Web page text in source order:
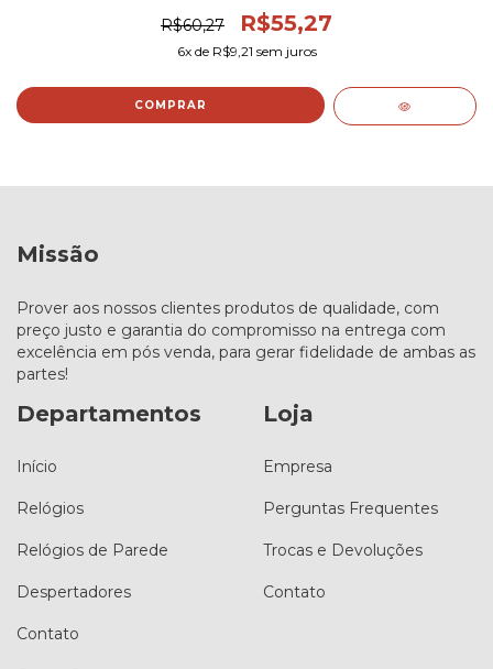
R$60,27 R$55,27
6x de R$9,21 sem juros
COMPRAR
Missão
Prover aos nossos clientes produtos de qualidade, com
preço justo e garantia do compromisso na entrega com
excelência em pós venda, para gerar fidelidade de ambas as
partes!
Departamentos
Início
Relógios
Relógios de Parede
Despertadores
Contato
Loja
Empresa
Perguntas Frequentes
Trocas e Devoluções
Contato